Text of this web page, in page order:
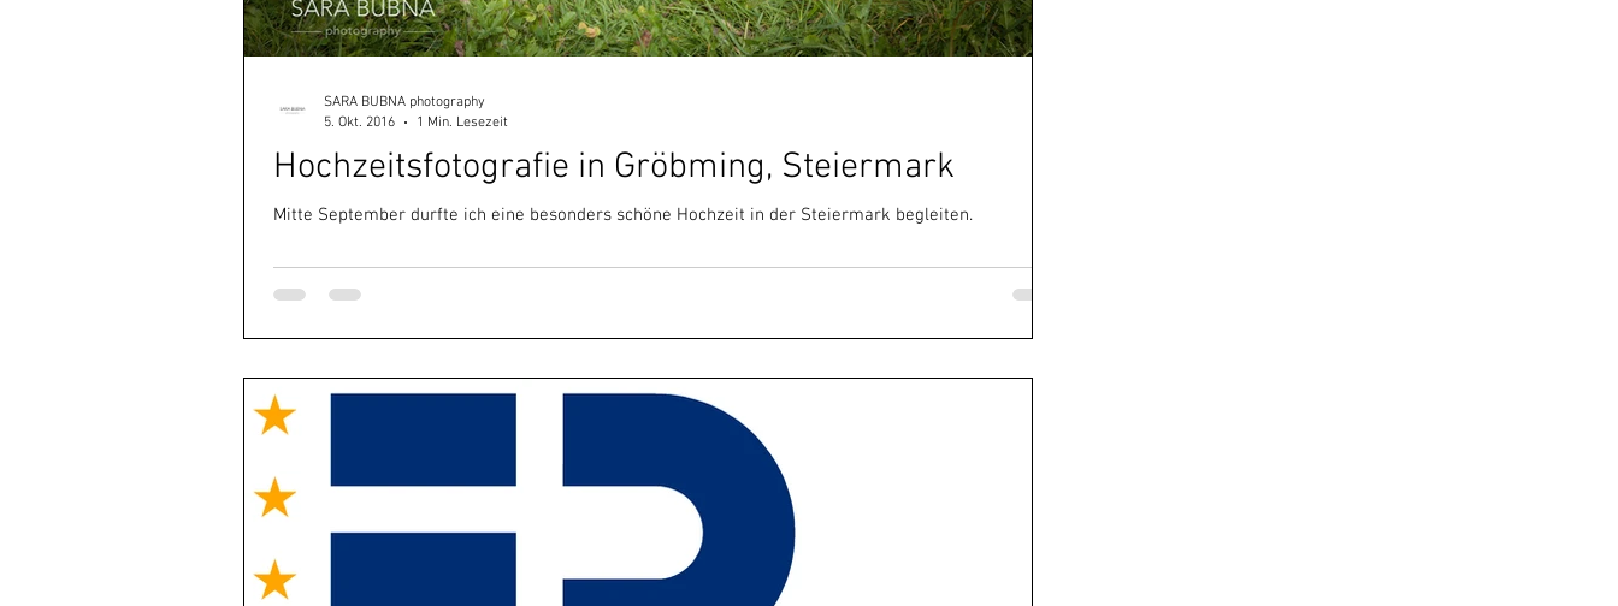
Hochzeitsfotografie in Gröbming, Steiermark
Mitte September durfte ich eine besonders schöne Hochzeit in der Steiermark begleiten.
SARA BUBNA photography
5. Okt. 2016
1 Min. Lesezeit